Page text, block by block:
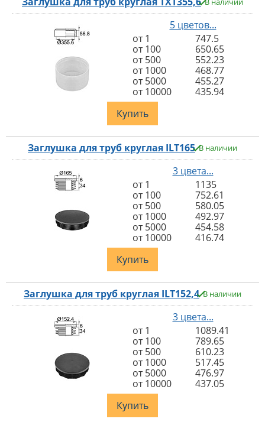
5 цветов...
от 1
747.5
от 100
650.65
от 500
552.23
от 1000
468.77
от 5000
455.27
от 10000
435.94
Купить
Заглушка для труб круглая ILT165 В наличии
3 цвета...
от 1
1135
от 100
752.61
от 500
580.05
от 1000
492.97
от 5000
454.58
от 10000
416.74
Купить
Заглушка для труб круглая ILT152,4 В наличии
3 цвета...
от 1
1089.41
от 100
789.65
от 500
610.23
от 1000
517.45
от 5000
476.97
от 10000
437.05
Купить